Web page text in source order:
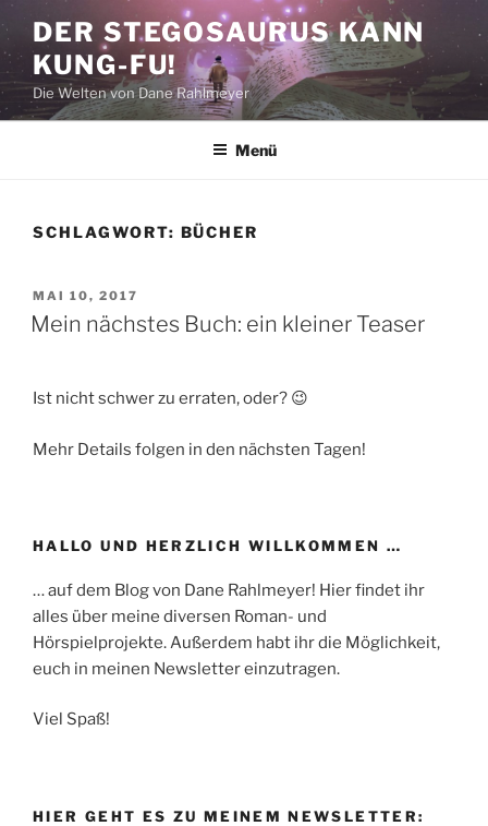
Zum
Inhalt
springen
DER STEGOSAURUS KANN
KUNG-FU!
Die Welten von Dane Rahlmeyer
Menü
SCHLAGWORT: BÜCHER
VERÖFFENTLICHT
AM
MAI 10, 2017
Mein nächstes Buch: ein kleiner Teaser
Ist nicht schwer zu erraten, oder? 😉
Mehr Details folgen in den nächsten Tagen!
HALLO UND HERZLICH WILLKOMMEN …
… auf dem Blog von Dane Rahlmeyer! Hier findet ihr
alles über meine diversen Roman- und
Hörspielprojekte. Außerdem habt ihr die Möglichkeit,
euch in meinen Newsletter einzutragen.
Viel Spaß!
HIER GEHT ES ZU MEINEM NEWSLETTER: